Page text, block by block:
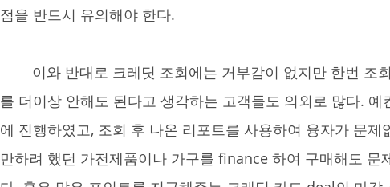
점을 반드시 유의해야 한다.
를 더이상 안해도 된다고 생각하는 고객들도 의외로 많다.
에 진행하였고, 조회 후 나온 리포트를 사용하여 융자가 문
만하려 했던 가전제품이나 가구를 finance 하여 구매해도 문